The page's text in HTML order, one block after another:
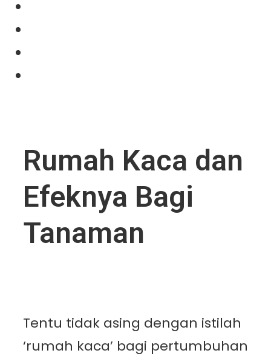
Rumah Kaca dan
Efeknya Bagi
Tanaman
Tentu tidak asing dengan istilah
‘rumah kaca’ bagi pertumbuhan